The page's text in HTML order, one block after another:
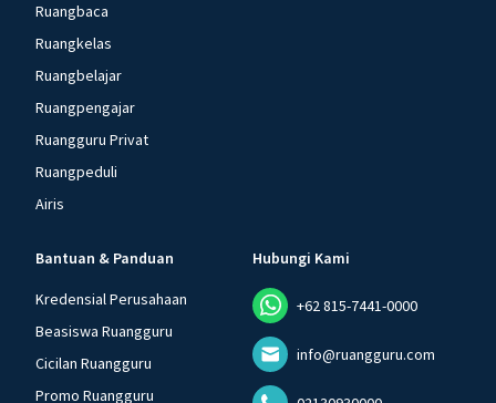
Ruangbaca
Ruangkelas
Ruangbelajar
Ruangpengajar
Ruangguru Privat
Ruangpeduli
Airis
Bantuan & Panduan
Kredensial Perusahaan
Beasiswa Ruangguru
Cicilan Ruangguru
Promo Ruangguru
Hubungi Kami
+62 815-7441-0000
info@ruangguru.com